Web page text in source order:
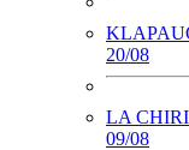
20/08
LA
09/08